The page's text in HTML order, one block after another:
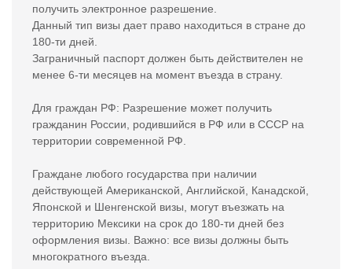
получить электронное разрешение.
Данный тип визы дает право находиться в стране до
180-ти дней.
Заграничный паспорт должен быть действителен не
менее 6-ти месяцев на момент въезда в страну.
Для граждан РФ: Разрешение может получить
гражданин России, родившийся в РФ или в СССР на
территории современной РФ.
Граждане любого государства при наличии
действующей Американской, Английской, Канадской,
Японской и Шенгенской визы, могут въезжать на
территорию Мексики на срок до 180-ти дней без
оформления визы. Важно: все визы должны быть
многократного въезда.